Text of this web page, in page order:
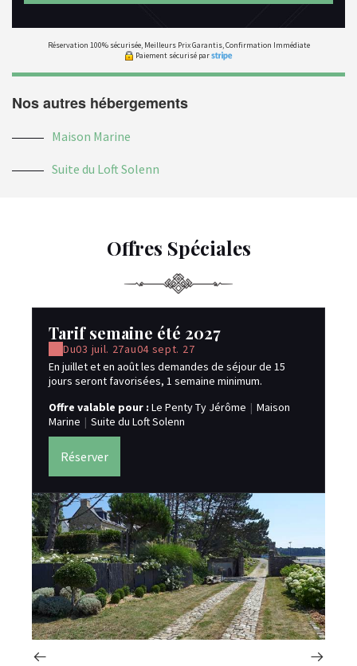
Réservation 100% sécurisée, Meilleurs Prix Garantis, Confirmation Immédiate
Paiement sécurisé par
Nos autres hébergements
Maison Marine
Suite du Loft Solenn
Offres Spéciales
Tarif semaine été 2027
Du03 juil. 27au04 sept. 27
En juillet et en août les demandes de séjour de 15
jours seront favorisées, 1 semaine minimum.
Offre valable pour : Le Penty Ty Jérôme | Maison
Marine | Suite du Loft Solenn
Réserver